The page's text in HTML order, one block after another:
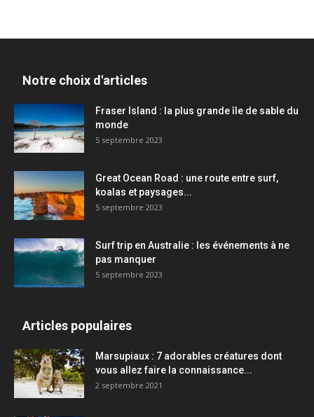
Notre choix d'articles
Fraser Island : la plus grande île de sable du
monde
5 septembre 2023
Great Ocean Road : une route entre surf,
koalas et paysages...
5 septembre 2023
Surf trip en Australie : les événements à ne
pas manquer
5 septembre 2023
Articles populaires
Marsupiaux : 7 adorables créatures dont
vous allez faire la connaissance...
2 septembre 2021